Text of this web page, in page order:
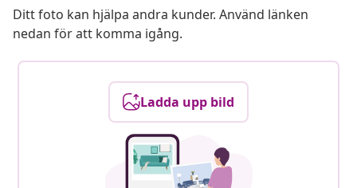
Ditt foto kan hjälpa andra kunder. Använd länken
nedan för att komma igång.
Ladda upp bild